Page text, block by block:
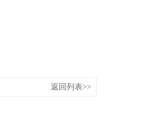
返回列表>>